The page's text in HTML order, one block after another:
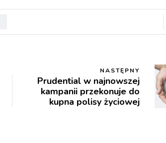
NASTĘPNY
Prudential w najnowszej
kampanii przekonuje do
kupna polisy życiowej